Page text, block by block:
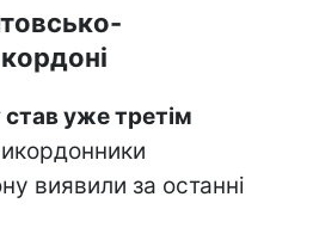
став уже третім
виявили за останні